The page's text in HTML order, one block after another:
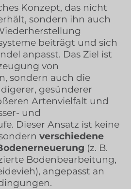
Konzept, das nicht
sondern ihn auch
beiträgt und sich
anpasst. Das Ziel ist
von
sondern auch die
gesünderer
Artenvielfalt und
und
Dieser Ansatz ist keine
verschiedene
(z. B.
Bodenbearbeitung,
angepasst an